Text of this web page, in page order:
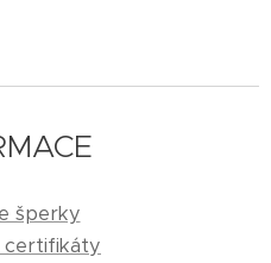
šperky
certifikáty